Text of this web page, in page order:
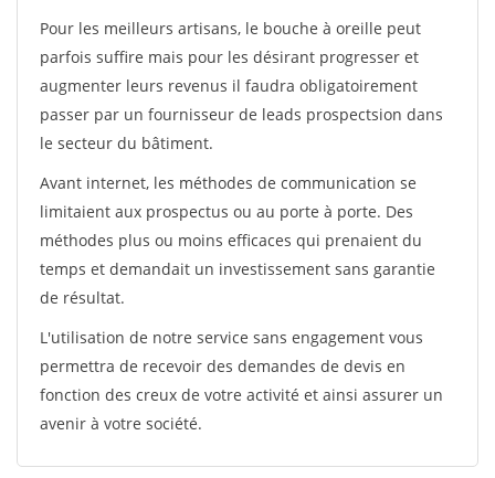
Pour les meilleurs artisans, le bouche à oreille peut
parfois suffire mais pour les désirant progresser et
augmenter leurs revenus il faudra obligatoirement
passer par un fournisseur de leads prospectsion dans
le secteur du bâtiment.
Avant internet, les méthodes de communication se
limitaient aux prospectus ou au porte à porte. Des
méthodes plus ou moins efficaces qui prenaient du
temps et demandait un investissement sans garantie
de résultat.
L'utilisation de notre service sans engagement vous
permettra de recevoir des demandes de devis en
fonction des creux de votre activité et ainsi assurer un
avenir à votre société.